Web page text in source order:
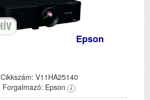
Epson
Cikkszám: V11HA25140
Forgalmazó: Epson